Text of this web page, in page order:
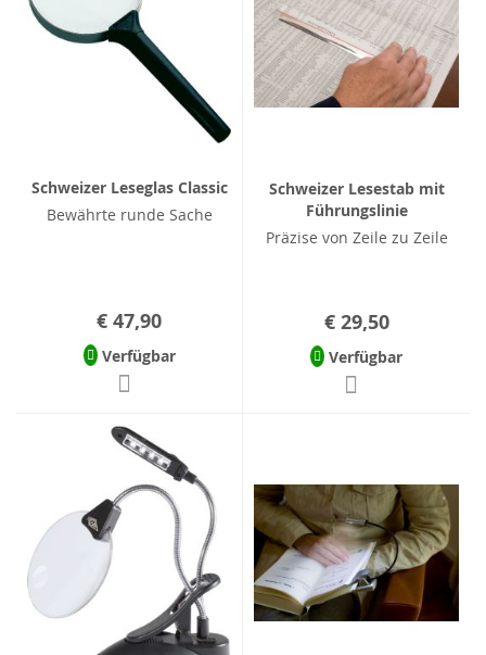
Schweizer Leseglas Classic
Bewährte runde Sache
€ 47,90
Verfügbar
Schweizer Lesestab mit
Führungslinie
Präzise von Zeile zu Zeile
€ 29,50
Verfügbar